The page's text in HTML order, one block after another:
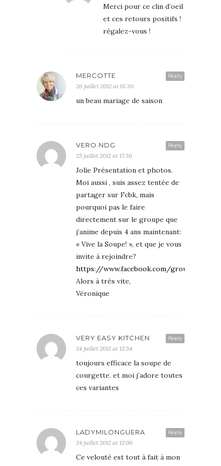
Merci pour ce clin d’oeil
et ces retours positifs !
régalez-vous !
Reply
MERCOTTE
26 juillet 2012 at 18:30
un beau mariage de saison
Reply
VERO.NDG
25 juillet 2012 at 17:36
Jolie Présentation et photos.
Moi aussi , suis assez tentée de
partager sur Fcbk, mais
pourquoi pas le faire
directement sur le groupe que
j’anime depuis 4 ans maintenant:
« Vive la Soupe! », et que je vous
invite à rejoindre?
https://www.facebook.com/groups/
Alors à très vite,
Véronique
Reply
VERY EASY KITCHEN
24 juillet 2012 at 12:34
toujours efficace la soupe de
courgette. et moi j’adore toutes
ces variantes
Reply
LADYMILONGUERA
24 juillet 2012 at 12:06
Ce velouté est tout à fait à mon